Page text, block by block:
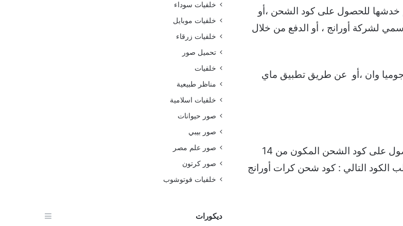
خدشها للحصول على كود الشحن ،أو
لشركة أورانج ، أو الدفع من خلال
جوميا وان ،أو عن طريق تطبيق ماي
يمكنك شحن كارت أورانج عن طريق خدش كروت أورانج والحصول على كود الشحن المكون من 14
التالي : كود شحن كرات أورانج
خلفيات سوداء
خلفيات موبايل
خلفيات زرقاء
تحميل صور
خلفيات
مناظر طبيعية
خلفيات اسلامية
صور حيوانات
صور بيبي
صور علم مصر
صور كرتون
خلفيات فوتوشوب
ديكورات